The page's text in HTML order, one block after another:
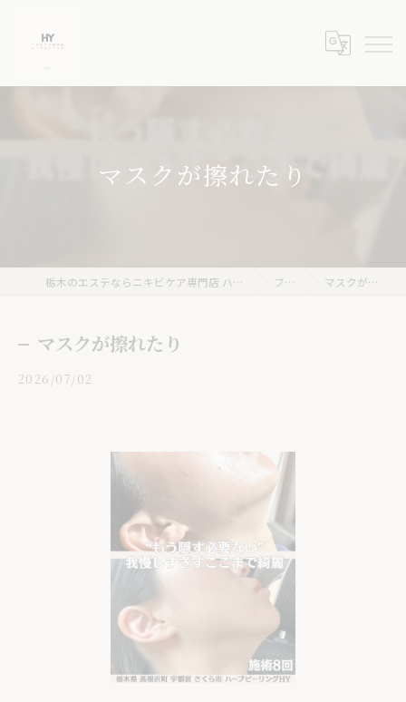
マスクが擦れたり
栃木のエステならニキビケア専門店 ハーブピーリングHY ブログ マスクが擦れたり
マスクが擦れたり
2026/07/02